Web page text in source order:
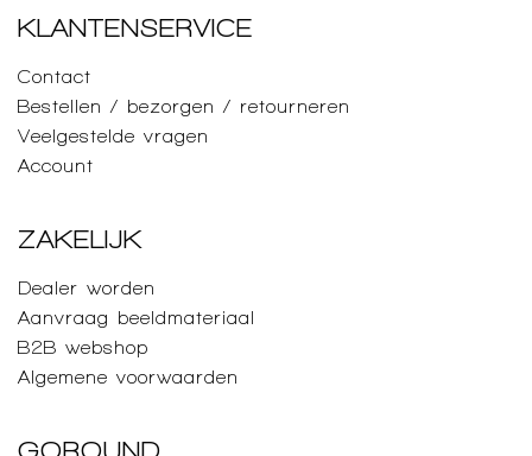
KLANTENSERVICE
Contact
Bestellen / bezorgen / retourneren
Veelgestelde vragen
Account
ZAKELIJK
Dealer worden
Aanvraag beeldmateriaal
B2B webshop
Algemene voorwaarden
GOROUND